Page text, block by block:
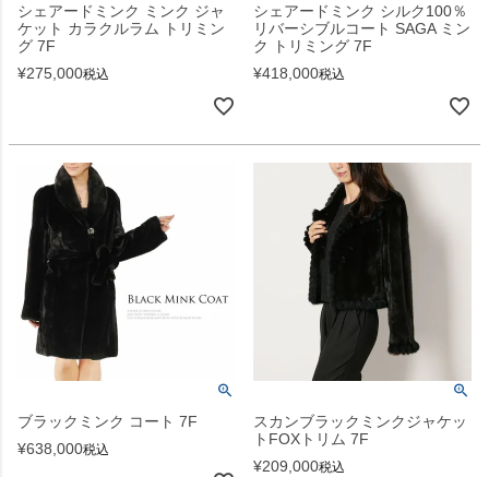
シェアードミンク ミンク ジャ
ケット カラクルラム トリミン
グ 7F
¥275,000税込
シェアードミンク シルク100％
リバーシブルコート SAGA ミン
ク トリミング 7F
¥418,000税込
ブラックミンク コート 7F
¥638,000税込
スカンブラックミンクジャケッ
トFOXトリム 7F
¥209,000税込